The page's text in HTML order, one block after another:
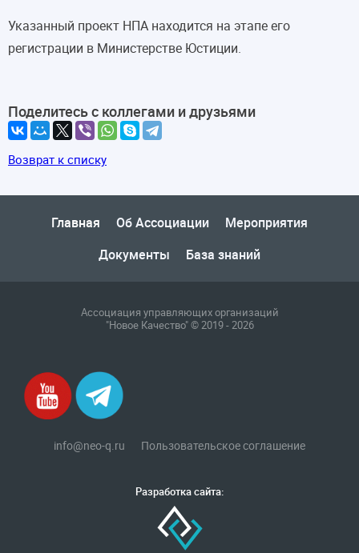
Указанный проект НПА находится на этапе его
регистрации в Министерстве Юстиции.
Поделитесь с коллегами и друзьями
Возврат к списку
Главная Об Ассоциации
Мероприятия
Документы
База знаний
Ассоциация управляющих организаций
"Новое Качество" © 2019 - 2026
info@neo-q.ru Пользовательское соглашение
Разработка сайта: